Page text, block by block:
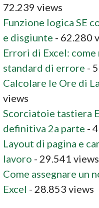
72.239 views
Funzione logica SE
e disgiunte - 62.280
Errori di Excel:
standard di errore -
Calcolare le Ore di
views
Scorciatoie tastiera
definitiva 2a parte -
Layout di pagina e
lavoro - 29.541 views
Come assegnare un
Excel - 28.853 views